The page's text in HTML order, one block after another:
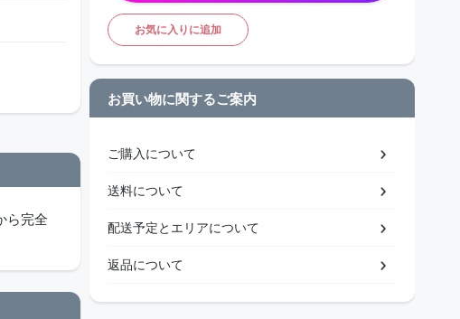
ら完全
お気に入りに追加
お買い物に関するご案内
ご購入について
送料について
配送予定とエリアについて
返品について